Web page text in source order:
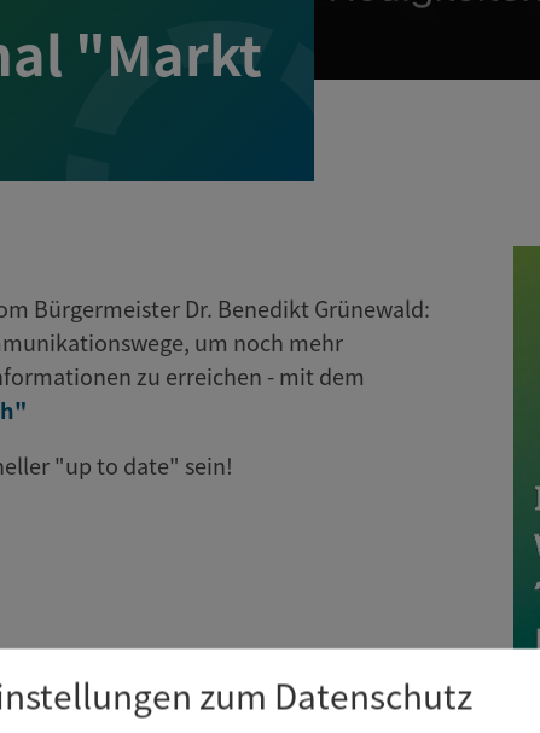
"Markt
Bürgermeister Dr. Benedikt Grünewald:
um noch mehr
zu erreichen - mit dem
"
"up to date" sein!
zum Datenschutz